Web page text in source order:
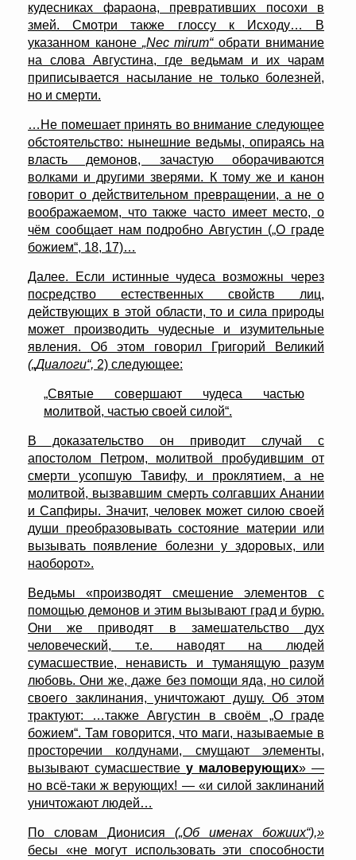
кудесниках фараона, превративших посохи в
змей. Смотри также глоссу к Исходу… В
указанном каноне „Nec mirum“обрати внимание
на слова Августина, где ведьмам и их чарам
приписывается насылание не только болезней,
но и смерти.
…Не помешает принять во внимание следующее
обстоятельство: нынешние ведьмы, опираясь на
власть демонов, зачастую оборачиваются
волками и другими зверями. К тому же и канон
говорит о действительном превращении, а не о
воображаемом, что также часто имеет место, о
чём сообщает нам подробно Августин („О граде
божием“, 18, 17)…
Далее. Если истинные чудеса возможны через
посредство естественных свойств лиц,
действующих в этой области, то и сила природы
может производить чудесные и изумительные
явления. Об этом говорил Григорий Великий
(„Диалоги“, 2) следующее:
„Святые совершают чудеса частью
молитвой, частью своей силой“.
В доказательство он приводит случай с
апостолом Петром, молитвой пробудившим от
смерти усопшую Тавифу, и проклятием, а не
молитвой, вызвавшим смерть солгавших Анании
и Сапфиры. Значит, человек может силою своей
души преобразовывать состояние материи или
вызывать появление болезни у здоровых, или
наоборот».
Ведьмы «производят смешение элементов с
помощью демонов и этим вызывают град и бурю.
Они же приводят в замешательство дух
человеческий, т.е. наводят на людей
сумасшествие, ненависть и туманящую разум
любовь. Они же, даже без помощи яда, но силой
своего заклинания, уничтожают душу. Об этом
трактуют: …также Августин в своём „О граде
божием“. Там говорится, что маги, называемые в
просторечии колдунами, смущают элементы,
вызывают сумасшествие у маловерующих» —
но всё-таки ж верующих! — «и силой заклинаний
уничтожают людей…
По словам Дионисия („Об именах божиих“),»
бесы «не могут использовать эти способности